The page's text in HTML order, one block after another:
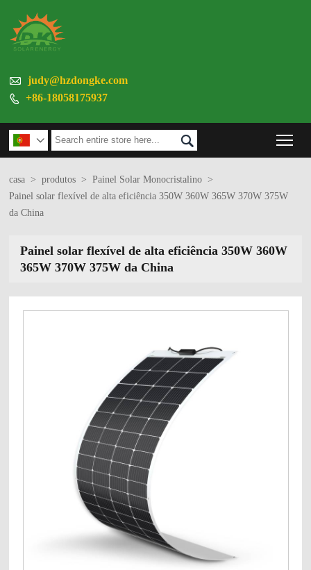
 judy@hzdongke.com
 +86-18058175937
 
casa > produtos > Painel Solar Monocristalino >
Painel solar flexível de alta eficiência 350W 360W 365W 370W 375W
da China
Painel solar flexível de alta eficiência 350W 360W
365W 370W 375W da China